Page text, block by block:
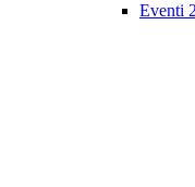
Eventi